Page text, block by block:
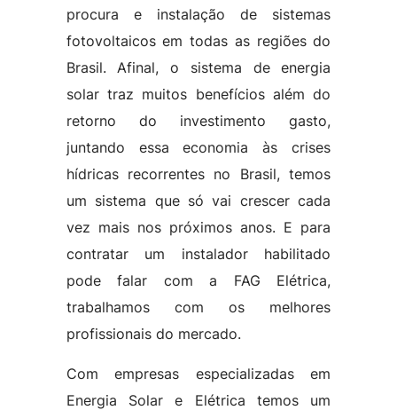
procura e instalação de sistemas
fotovoltaicos em todas as regiões do
Brasil. Afinal, o sistema de energia
solar traz muitos benefícios além do
retorno do investimento gasto,
juntando essa economia às crises
hídricas recorrentes no Brasil, temos
um sistema que só vai crescer cada
vez mais nos próximos anos. E para
contratar um instalador habilitado
pode falar com a FAG Elétrica,
trabalhamos com os melhores
profissionais do mercado.
Com empresas especializadas em
Energia Solar e Elétrica temos um